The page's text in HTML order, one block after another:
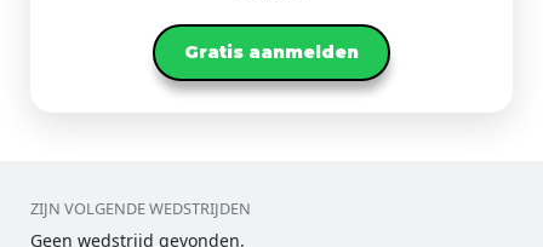
Gratis aanmelden
ZIJN VOLGENDE WEDSTRIJDEN
Geen wedstrijd gevonden.